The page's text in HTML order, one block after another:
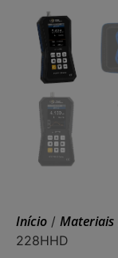
Início / Materiais
228HHD